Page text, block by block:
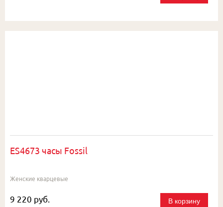
ES4673 часы Fossil
Женские кварцевые
9 220 руб. В корзину